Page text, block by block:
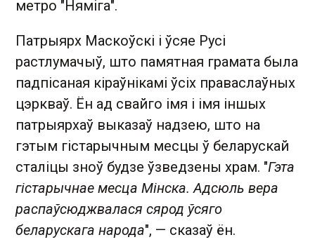
метро "Няміга".
Патрыярх Маскоўскі і ўсяе Русі
растлумачыў, што памятная грамата была
падпісаная кіраўнікамі ўсіх праваслаўных
цэркваў. Ён ад свайго імя і імя іншых
патрыярхаў выказаў надзею, што на
гэтым гістарычным месцы ў беларускай
сталіцы зноў будзе ўзведзены храм. "Гэта
гістарычнае месца Мінска. Адсюль вера
распаўсюджвалася сярод ўсяго
беларускага народа", — сказаў ён.